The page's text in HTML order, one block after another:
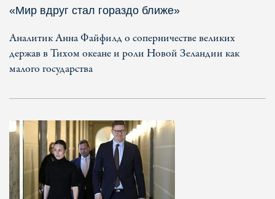
«Мир вдруг стал гораздо ближе»
Аналитик Анна Файфилд о соперничестве великих
держав в Тихом океане и роли Новой Зеландии как
малого государства